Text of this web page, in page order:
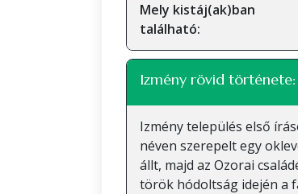
Mely kistáj(ak)ban
található:
Izmény rövid története:
Izmény település első
néven szerepelt egy
állt, majd az Ozorai
török hódoltság idején a